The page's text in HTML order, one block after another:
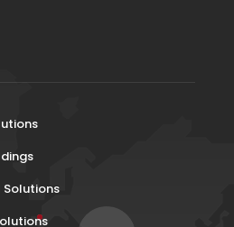
Solutions